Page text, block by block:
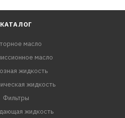
КАТАЛОГ
масло
масло
жидкость
жидкость
Фильтры
жидкость